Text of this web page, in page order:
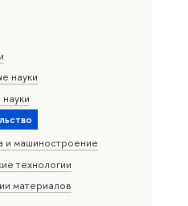
науки
и машиностроение
технологии
материалов